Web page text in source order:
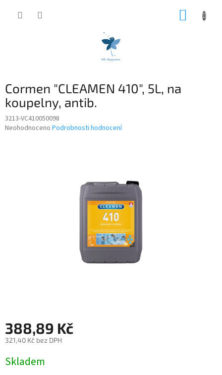
Cormen "CLEAMEN 410", 5L, na
koupelny, antib.
3213-VC410050098
Průměrné
Neohodnoceno Podrobnosti hodnocení
388,89 Kč
321,40 Kč bez DPH
cena:
Skladem